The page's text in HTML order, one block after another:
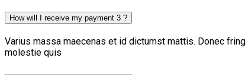
How will I receive my payment 3 ?
Varius massa maecenas et id dictumst mattis. Donec
molestie quis